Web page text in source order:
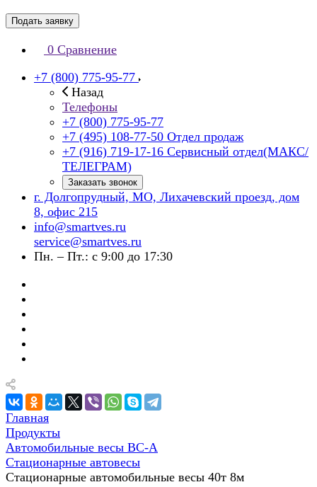
Подать заявку
0 Сравнение
+7 (800) 775-95-77
Назад
Телефоны
+7 (800) 775-95-77
+7 (495) 108-77-50 Отдел продаж
+7 (916) 719-17-16 Сервисный отдел(МАКС/
ТЕЛЕГРАМ)
Заказать звонок
г. Долгопрудный, МО, Лихачевский проезд, дом
8, офис 215
info@smartves.ru
service@smartves.ru
Пн. – Пт.: с 9:00 до 17:30
Главная
Продукты
Автомобильные весы ВС-А
Стационарные автовесы
Стационарные автомобильные весы 40т 8м